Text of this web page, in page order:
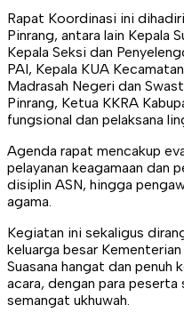
Rapat Koordinasi ini
Pinrang, antara lain Kepala
Kepala Seksi dan
PAI, Kepala KUA
Madrasah Negeri dan
Pinrang, Ketua KKRA
fungsional dan pelaksana
Agenda rapat mencakup
pelayanan keagamaan dan
disiplin ASN, hingga
agama.
Kegiatan ini sekaligus
keluarga besar
Suasana hangat dan penuh
acara, dengan para peserta
semangat ukhuwah.